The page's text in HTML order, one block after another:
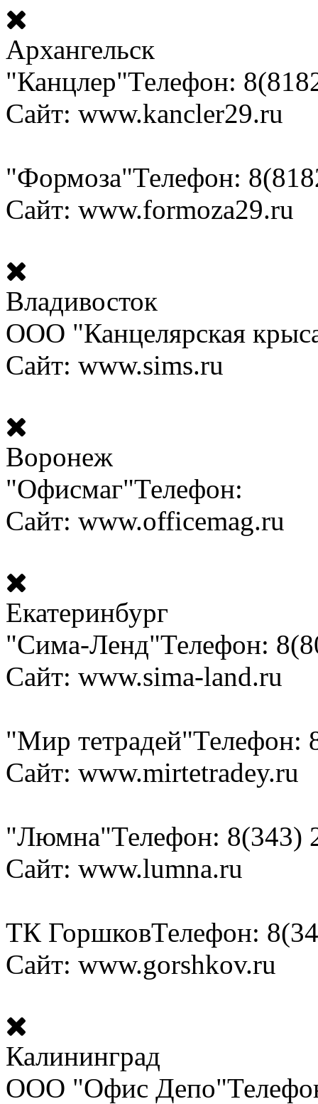
Архангельск
"Канцлер"Телефон:
Сайт: www.kancler29.ru
"Формоза"Телефон:
Сайт: www.formoza29.ru
Владивосток
ООО "Канцелярская
Сайт: www.sims.ru
Воронеж
"Офисмаг"Телефон:
Сайт: www.officemag.ru
Екатеринбург
"Сима-Ленд"Телефон:
Сайт: www.sima-land.ru
"Мир тетрадей"Телефон:
Сайт: www.mirtetradey.ru
"Люмна"Телефон: 8(343)
Сайт: www.lumna.ru
ТК ГоршковТелефон:
Сайт: www.gorshkov.ru
Калининград
ООО "Офис Депо"